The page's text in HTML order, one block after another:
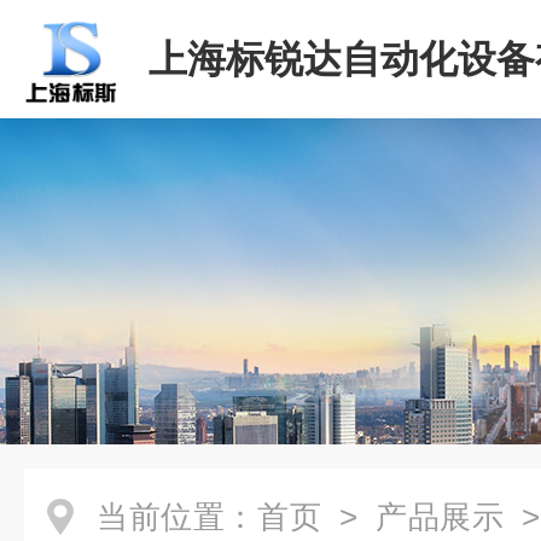
上海标锐达自动化设
司
当前位置： 首页 > 产品展示